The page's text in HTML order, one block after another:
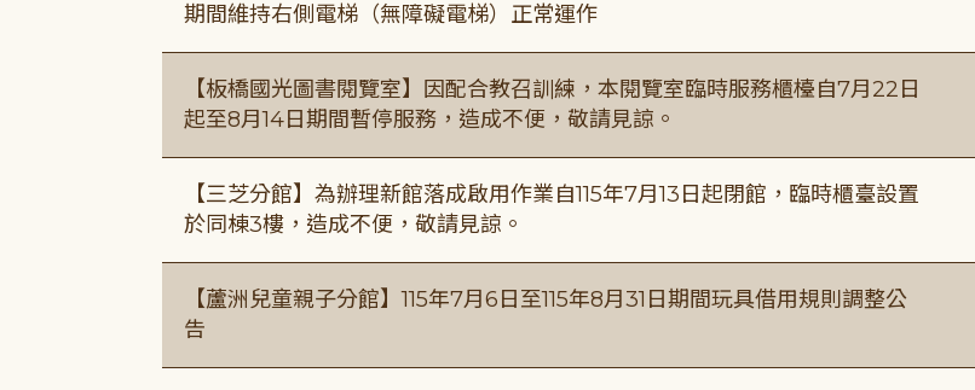
期間維持右側電梯（無障礙電梯）正常運作
【板橋國光圖書閱覽室】因配合教召訓練，本閱覽室臨時服務櫃檯自7月22日
起至8月14日期間暫停服務，造成不便，敬請見諒。
【三芝分館】為辦理新館落成啟用作業自115年7月13日起閉館，臨時櫃臺設置
於同棟3樓，造成不便，敬請見諒。
【蘆洲兒童親子分館】115年7月6日至115年8月31日期間玩具借用規則調整公
告